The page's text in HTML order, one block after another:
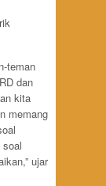
teman
dan
kita
memang
ujar